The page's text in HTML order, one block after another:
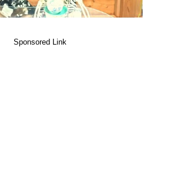
Sponsored Link